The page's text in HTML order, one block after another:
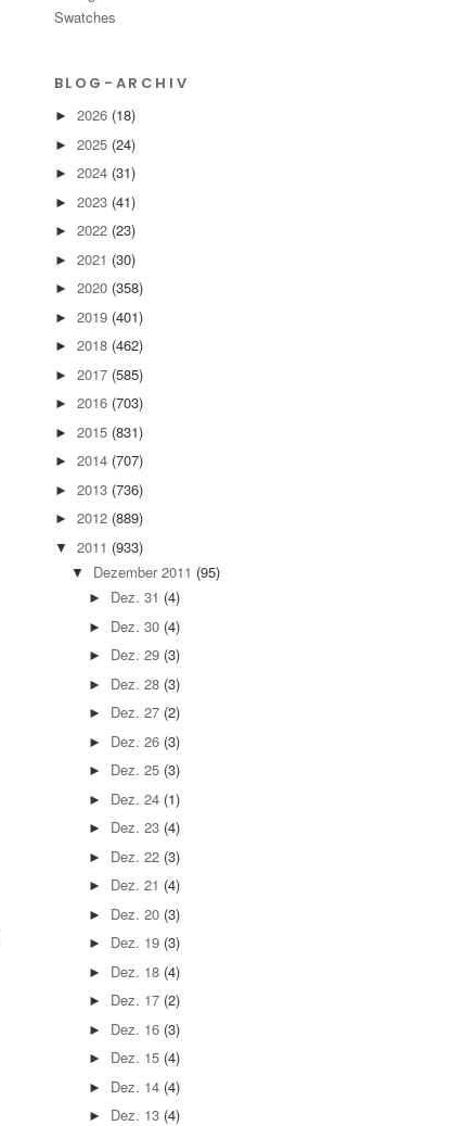
Swatches
BLOG-ARCHIV
► 2026 (18)
► 2025 (24)
► 2024 (31)
► 2023 (41)
► 2022 (23)
► 2021 (30)
► 2020 (358)
► 2019 (401)
► 2018 (462)
► 2017 (585)
► 2016 (703)
► 2015 (831)
► 2014 (707)
► 2013 (736)
► 2012 (889)
▼ 2011 (933)
▼ Dezember 2011 (95)
► Dez. 31 (4)
► Dez. 30 (4)
► Dez. 29 (3)
► Dez. 28 (3)
► Dez. 27 (2)
► Dez. 26 (3)
► Dez. 25 (3)
► Dez. 24 (1)
► Dez. 23 (4)
► Dez. 22 (3)
► Dez. 21 (4)
► Dez. 20 (3)
► Dez. 19 (3)
► Dez. 18 (4)
► Dez. 17 (2)
► Dez. 16 (3)
► Dez. 15 (4)
► Dez. 14 (4)
► Dez. 13 (4)